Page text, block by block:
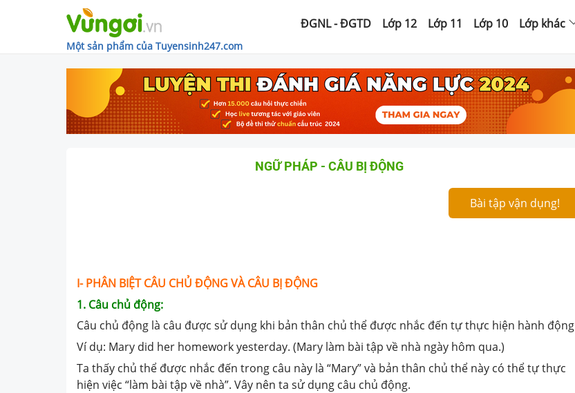
Một sản phẩm của Tuyensinh247.com
ĐGNL - ĐGTD Lớp 12 Lớp 11 Lớp 10 Lớp khác
NGỮ PHÁP - CÂU BỊ ĐỘNG
Bài tập vận dụng!
I- PHÂN BIỆT CÂU CHỦ ĐỘNG VÀ CÂU BỊ ĐỘNG
1. Câu chủ động:
Câu chủ động là câu được sử dụng khi bản thân chủ thể được nhắc đến tự thực hiện hành động
Ví dụ: Mary did her homework yesterday. (Mary làm bài tập về nhà ngày hôm qua.)
Ta thấy chủ thể được nhắc đến trong câu này là “Mary” và bản thân chủ thể này có thể tự thực
hiện việc “làm bài tập về nhà”. Vây nên ta sử dụng câu chủ động.